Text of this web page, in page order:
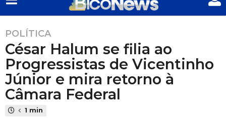
1
a
n
o
a
t
POLÍTICA
César Halum se filia ao
Progressistas de Vicentinho
Júnior e mira retorno à
Câmara Federal
1 min